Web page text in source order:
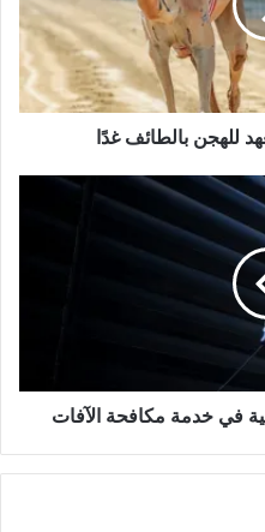
ي
ب
للهجن بالطائف غدًا
في خدمة مكافحة الآفات